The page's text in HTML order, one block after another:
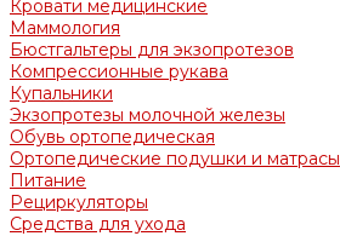
Кровати медицинские
Маммология
Бюстгальтеры для экзопротезов
Компрессионные рукава
Купальники
Экзопротезы молочной железы
Обувь ортопедическая
Ортопедические подушки и матрасы
Питание
Рециркуляторы
Средства для ухода